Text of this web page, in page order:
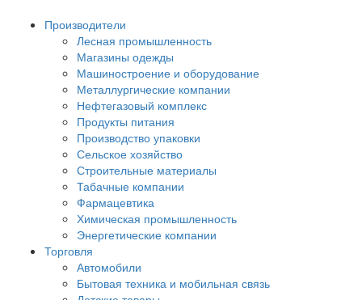
Производители
Лесная промышленность
Магазины одежды
Машиностроение и оборудование
Металлургические компании
Нефтегазовый комплекс
Продукты питания
Производство упаковки
Сельское хозяйство
Строительные материалы
Табачные компании
Фармацевтика
Химическая промышленность
Энергетические компании
Торговля
Автомобили
Бытовая техника и мобильная связь